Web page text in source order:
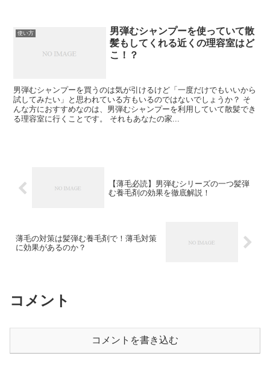
使い方
男弾むシャンプーを使っていて散
髪もしてくれる近くの理容室はど
こ！？
男弾むシャンプーを買うのは気が引けるけど「一度だけでもいいから
試してみたい」と思われている方もいるのではないでしょうか？ そ
んな方におすすめなのは、男弾むシャンプーを利用していて散髪でき
る理容室に行くことです。 それもあなたの家...
【薄毛必読】男弾むシリーズの一つ髪弾
む養毛剤の効果を徹底解説！
薄毛の対策は髪弾む養毛剤で！薄毛対策
に効果があるのか？
コメント
コメントを書き込む